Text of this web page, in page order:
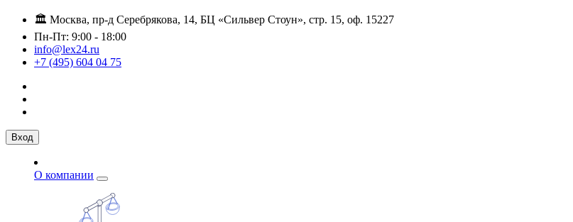
🏛️ Москва, пр-д Серебрякова, 14, БЦ «Сильвер Стоун», стр. 15, оф. 15227
Пн-Пт: 9:00 - 18:00
info@lex24.ru
+7 (495) 604 04 75
Вход
О компании